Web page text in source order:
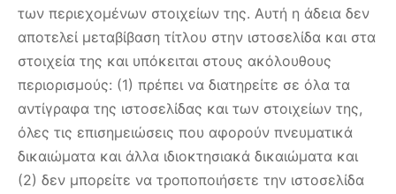
των περιεχομένων στοιχείων της. Αυτή η άδεια δεν
αποτελεί μεταβίβαση τίτλου στην ιστοσελίδα και στα
στοιχεία της και υπόκειται στους ακόλουθους
περιορισμούς: (1) πρέπει να διατηρείτε σε όλα τα
αντίγραφα της ιστοσελίδας και των στοιχείων της,
όλες τις επισημειώσεις που αφορούν πνευματικά
δικαιώματα και άλλα ιδιοκτησιακά δικαιώματα και
(2) δεν μπορείτε να τροποποιήσετε την ιστοσελίδα